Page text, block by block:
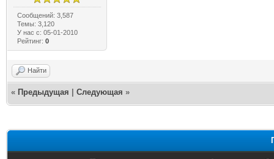
Сообщений: 3,587
Темы: 3,120
У нас с: 05-01-2010
Рейтинг: 0
Найти
« Предыдущая Следующая »